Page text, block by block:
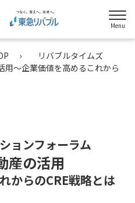
Menu
リバブルタイムズ
用～企業価値を高めるこれから
ョンフォーラム
産の活用
からのCRE戦略とは